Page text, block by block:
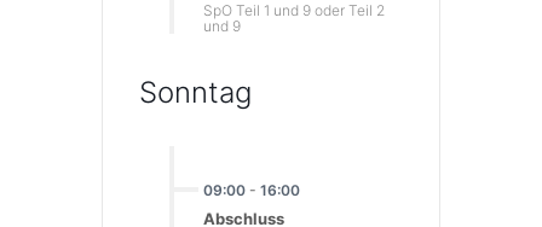
SpO Teil 1 und 9 oder Teil 2
und 9
Sonntag
09:00 - 16:00
Abschluss